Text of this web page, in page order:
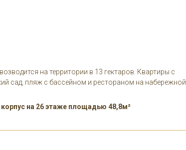
на территории в 13 гектаров. Квартиры с
сад, пляж с бассейном и рестораном на набережной.
на 26 этаже площадью 48,8м²